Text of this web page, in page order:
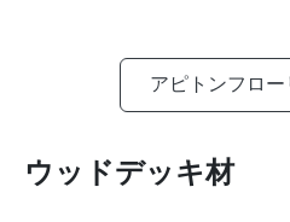
アピトンフロ
ウッドデッキ材